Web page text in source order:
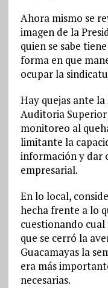
Ahora mismo se
imagen de la
quien se sabe
forma en que
ocupar la
Hay quejas ante
Auditoria
monitoreo al
limitante la
información y dar
empresarial.
En lo local,
hecha frente a lo
cuestionando
que se cerró la
Guacamayas la
era más
necesarias.